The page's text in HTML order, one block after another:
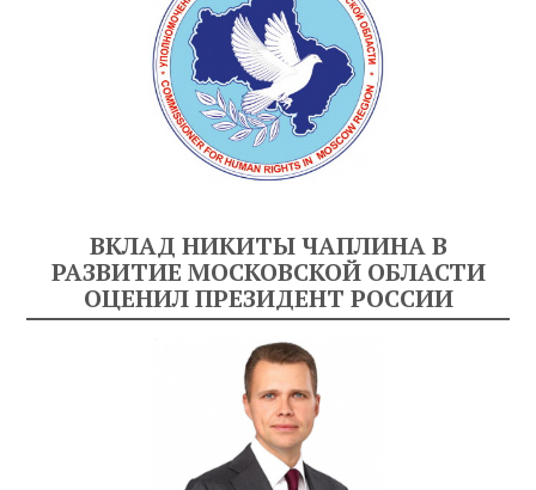
ВКЛАД НИКИТЫ ЧАПЛИНА В
РАЗВИТИЕ МОСКОВСКОЙ ОБЛАСТИ
ОЦЕНИЛ ПРЕЗИДЕНТ РОССИИ